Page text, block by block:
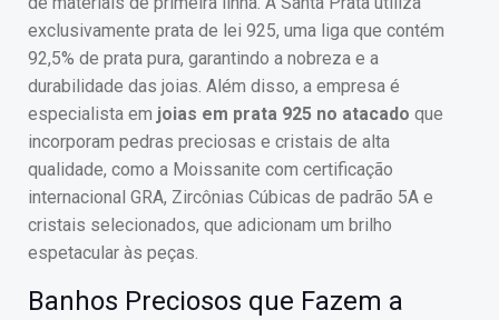
exclusivamente prata de lei 925, uma liga que contém
92,5% de prata pura, garantindo a nobreza e a
durabilidade das joias. Além disso, a empresa é
especialista em joias em prata 925 no atacado que
incorporam pedras preciosas e cristais de alta
qualidade, como a Moissanite com certificação
internacional GRA, Zircônias Cúbicas de padrão 5A e
cristais selecionados, que adicionam um brilho
espetacular às peças.
Banhos Preciosos que Fazem a